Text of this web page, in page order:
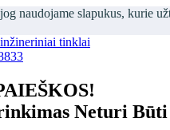
naudojame slapukus, kurie
Neturi Būti